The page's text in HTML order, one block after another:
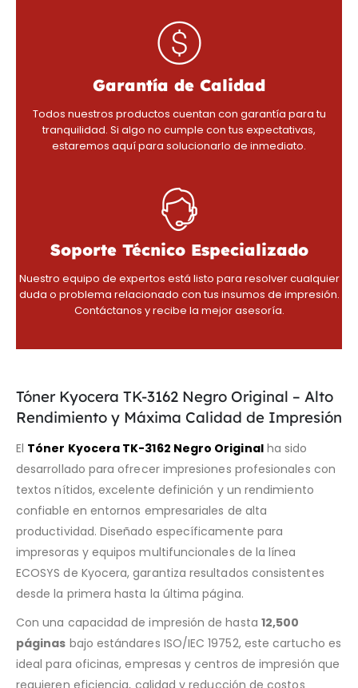
Garantía de Calidad
Todos nuestros productos cuentan con garantía para tu
tranquilidad. Si algo no cumple con tus expectativas,
estaremos aquí para solucionarlo de inmediato.
Soporte Técnico Especializado
Nuestro equipo de expertos está listo para resolver cualquier
duda o problema relacionado con tus insumos de impresión.
Contáctanos y recibe la mejor asesoría.
Tóner Kyocera TK-3162 Negro Original – Alto
Rendimiento y Máxima Calidad de Impresión
El Tóner Kyocera TK-3162 Negro Originalha sido
desarrollado para ofrecer impresiones profesionales con
textos nítidos, excelente definición y un rendimiento
confiable en entornos empresariales de alta
productividad. Diseñado específicamente para
impresoras y equipos multifuncionales de la línea
ECOSYS de Kyocera, garantiza resultados consistentes
desde la primera hasta la última página.
Con una capacidad de impresión de hasta 12,500
páginas bajo estándares ISO/IEC 19752, este cartucho es
ideal para oficinas, empresas y centros de impresión que
requieren eficiencia, calidad y reducción de costos